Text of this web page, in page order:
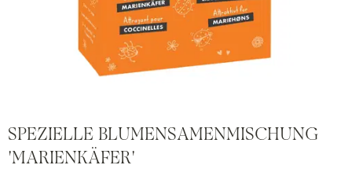
SPEZIELLE BLUMENSAMENMISCHUNG
'MARIENKÄFER'